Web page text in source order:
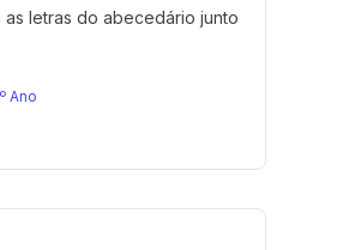
letras do abecedário junto
Ano